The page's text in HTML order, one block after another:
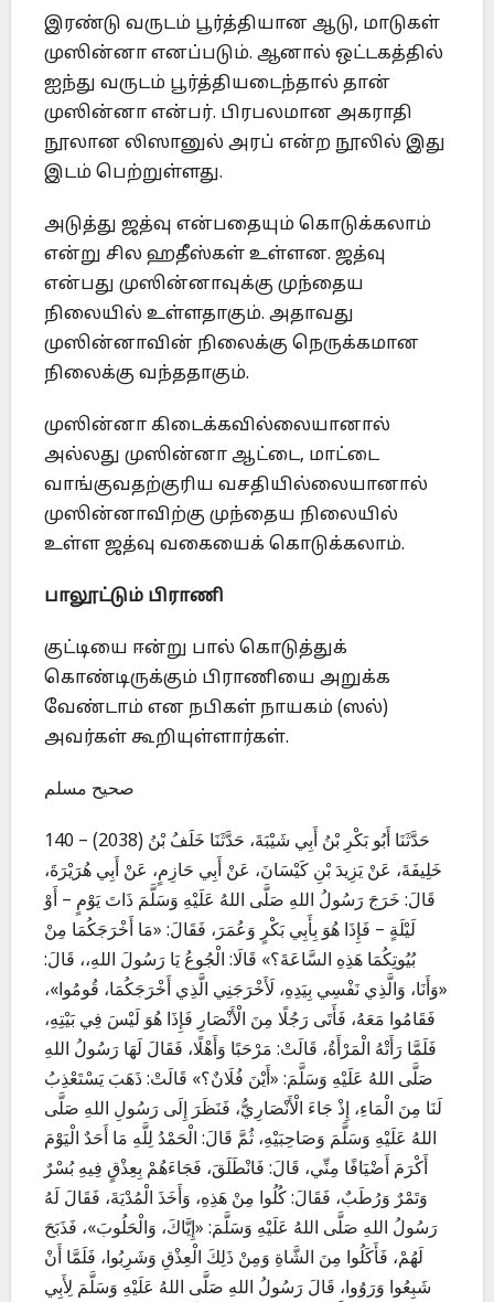
இரண்டு வருடம் பூர்த்தியான ஆடு, மாடுகள்
முஸின்னா எனப்படும். ஆனால் ஒட்டகத்தில்
ஐந்து வருடம் பூர்த்தியடைந்தால் தான்
முஸின்னா என்பர். பிரபலமான அகராதி
நூலான லிஸானுல் அரப் என்ற நூலில் இது
இடம் பெற்றுள்ளது.
அடுத்து ஜத்வு என்பதையும் கொடுக்கலாம்
என்று சில ஹதீஸ்கள் உள்ளன. ஜத்வு
என்பது முஸின்னாவுக்கு முந்தைய
நிலையில் உள்ளதாகும். அதாவது
முஸின்னாவின் நிலைக்கு நெருக்கமான
நிலைக்கு வந்ததாகும்.
முஸின்னா கிடைக்கவில்லையானால்
அல்லது முஸின்னா ஆட்டை, மாட்டை
வாங்குவதற்குரிய வசதியில்லையானால்
முஸின்னாவிற்கு முந்தைய நிலையில்
உள்ள ஜத்வு வகையைக் கொடுக்கலாம்.
பாலூட்டும் பிராணி
குட்டியை ஈன்று பால் கொடுத்துக்
கொண்டிருக்கும் பிராணியை அறுக்க
வேண்டாம் என நபிகள் நாயகம் (ஸல்)
அவர்கள் கூறியுள்ளார்கள்.
140 – (2038) حَدَّثَنَا أَبُو بَكْرِ بْنُ أَبِي شَيْبَةَ، حَدَّثَنَا خَلَفُ بْنُ
خَلِيفَةَ، عَنْ يَزِيدَ بْنِ كَيْسَانَ، عَنْ أَبِي حَازِمٍ، عَنْ أَبِي هُرَيْرَةَ،
قَالَ: خَرَجَ رَسُولُ اللهِ صَلَّى اللهُ عَلَيْهِ وَسَلَّمَ ذَاتَ يَوْمٍ – أَوْ
لَيْلَةٍ – فَإِذَا هُوَ بِأَبِي بَكْرٍ وَعُمَرَ، فَقَالَ: «مَا أَخْرَجَكُمَا مِنْ
بُيُوتِكُمَا هَذِهِ السَّاعَةَ؟» قَالَا: الْجُوعُ يَا رَسُولَ اللهِ،، قَالَ:
«وَأَنَا، وَالَّذِي نَفْسِي بِيَدِهِ، لَأَخْرَجَنِي الَّذِي أَخْرَجَكُمَا، قُومُوا»،
فَقَامُوا مَعَهُ، فَأَتَى رَجُلًا مِنَ الْأَنْصَارِ فَإِذَا هُوَ لَيْسَ فِي بَيْتِهِ،
فَلَمَّا رَأَتْهُ الْمَرْأَةُ، قَالَتْ: مَرْحَبًا وَأَهْلًا، فَقَالَ لَهَا رَسُولُ اللهِ
صَلَّى اللهُ عَلَيْهِ وَسَلَّمَ: «أَيْنَ فُلَانٌ؟» قَالَتْ: ذَهَبَ يَسْتَعْذِبُ
لَنَا مِنَ الْمَاءِ، إِذْ جَاءَ الْأَنْصَارِيُّ، فَنَظَرَ إِلَى رَسُولِ اللهِ صَلَّى
اللهُ عَلَيْهِ وَسَلَّمَ وَصَاحِبَيْهِ، ثُمَّ قَالَ: الْحَمْدُ لِلَّهِ مَا أَحَدٌ الْيَوْمَ
أَكْرَمَ أَضْيَافًا مِنِّي، قَالَ: فَانْطَلَقَ، فَجَاءَهُمْ بِعِذْقٍ فِيهِ بُسْرٌ
وَتَمْرٌ وَرُطَبٌ، فَقَالَ: كُلُوا مِنْ هَذِهِ، وَأَخَذَ الْمُدْيَةَ، فَقَالَ لَهُ
رَسُولُ اللهِ صَلَّى اللهُ عَلَيْهِ وَسَلَّمَ: «إِيَّاكَ، وَالْحَلُوبَ»، فَذَبَحَ
لَهُمْ، فَأَكَلُوا مِنَ الشَّاةِ وَمِنْ ذَلِكَ الْعِذْقِ وَشَرِبُوا، فَلَمَّا أَنْ
شَبِعُوا وَرَوُوا، قَالَ رَسُولُ اللهِ صَلَّى اللهُ عَلَيْهِ وَسَلَّمَ لِأَبِي